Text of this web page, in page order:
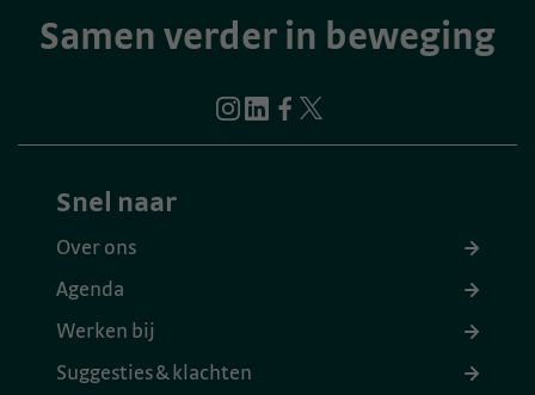
Samen verder in beweging
Snel naar
Over ons
Agenda
Werken bij
Suggesties & klachten